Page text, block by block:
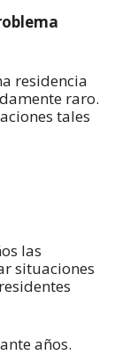
residencia
raro.
tales
las
situaciones
años.